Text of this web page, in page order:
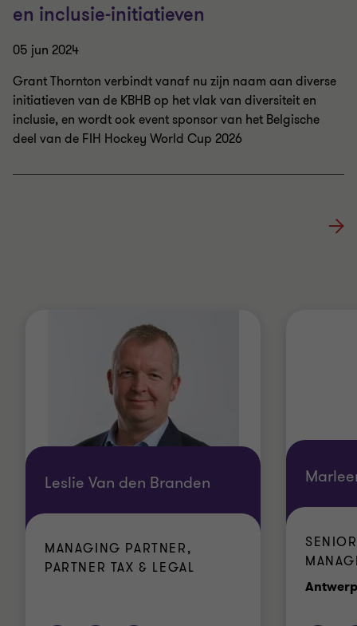
en inclusie-initiatieven
05 jun 2024
Grant Thornton verbindt vanaf nu zijn naam aan diverse
initiatieven van de KBHB op het vlak van diversiteit en
inclusie, en wordt ook event sponsor van het Belgische
deel van de FIH Hockey World Cup 2026
Leslie Van den Branden
MANAGING PARTNER,
PARTNER TAX & LEGAL